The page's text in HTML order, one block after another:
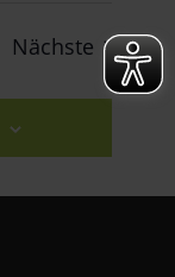
Nächste